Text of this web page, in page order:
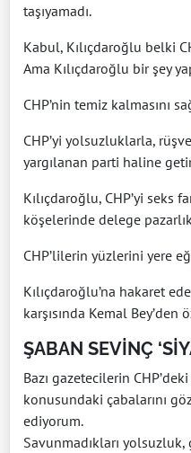
taşıyamadı.
Kabul, Kılıçdaroğlu belki
Ama Kılıçdaroğlu bir şey
CHP’nin temiz kalmasını
CHP’yi yolsuzluklarla,
yargılanan parti haline
Kılıçdaroğlu, CHP’yi seks
köşelerinde delege
CHP’lilerin yüzlerini yere
Kılıçdaroğlu’na hakaret
karşısında Kemal
ŞABAN SEVİNÇ
Bazı gazetecilerin
konusundaki çabalarını
ediyorum.
Savunmadıkları